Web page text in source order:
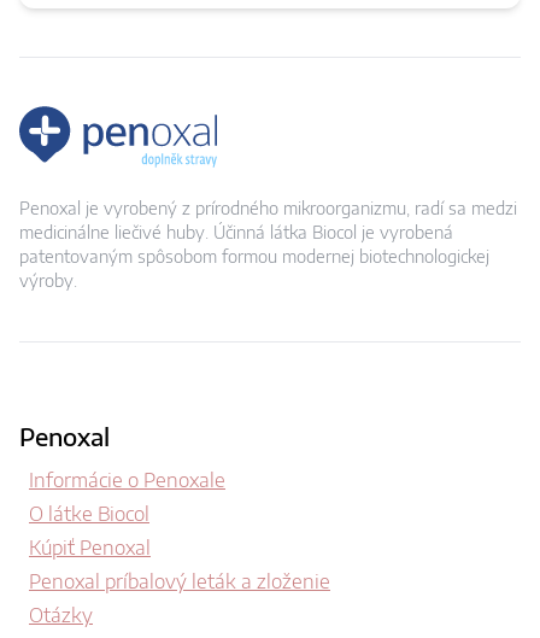
Penoxal je vyrobený z prírodného mikroorganizmu, radí sa medzi
medicinálne liečivé huby. Účinná látka Biocol je vyrobená
patentovaným spôsobom formou modernej biotechnologickej
výroby.
Penoxal
Informácie o Penoxale
O látke Biocol
Kúpiť Penoxal
Penoxal príbalový leták a zloženie
Otázky